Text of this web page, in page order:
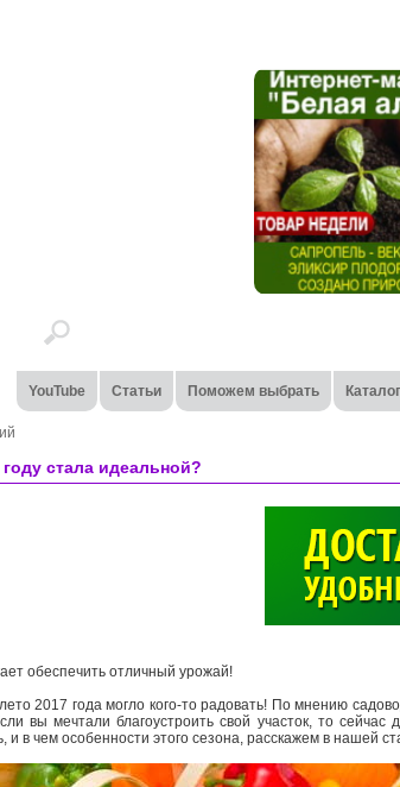
YouTube Статьи Поможем выбрать
стала идеальной?
обеспечить отличный урожай!
2017 года могло кого-то радовать! По мнению
вы мечтали благоустроить свой участок, то
в чем особенности этого сезона, расскажем в нашей